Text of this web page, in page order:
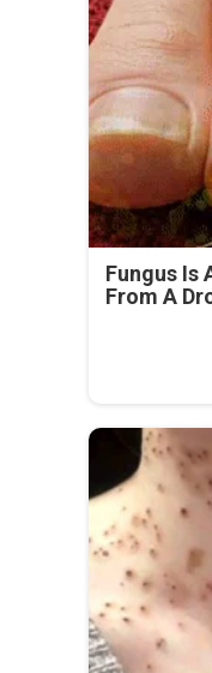
Fungus Is
From A